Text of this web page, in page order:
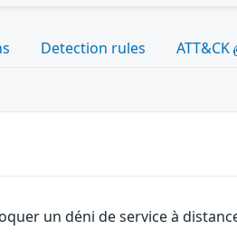
Detection rules ATT&CK
un déni de service à